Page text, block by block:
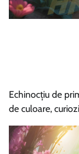
Echinocțiu de
de culoare,